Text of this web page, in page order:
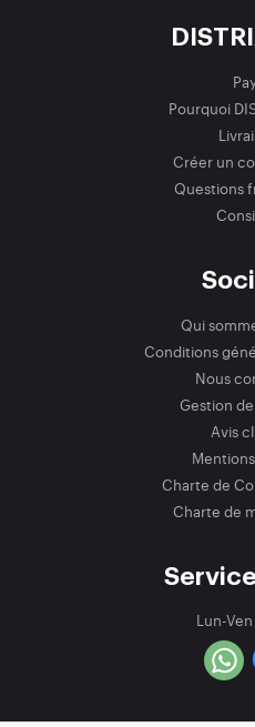
Pourquoi
Créer un
Questions
Qui
Conditions
Nous
Gestion
Avis
Charte de
Charte de
Lun-